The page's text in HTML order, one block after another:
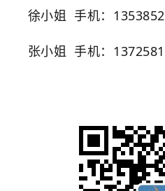
徐小姐 手机：
张小姐 手机：